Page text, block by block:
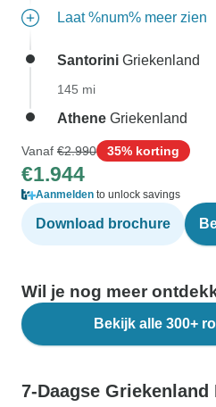
Laat %num% meer zien
Santorini Griekenland
145 mi
Athene Griekenland
Vanaf €2.990 35% korting
€1.944
Aanmelden to unlock savings
Download brochure
Wil je nog meer
Bekijk alle 300+
7-Daagse